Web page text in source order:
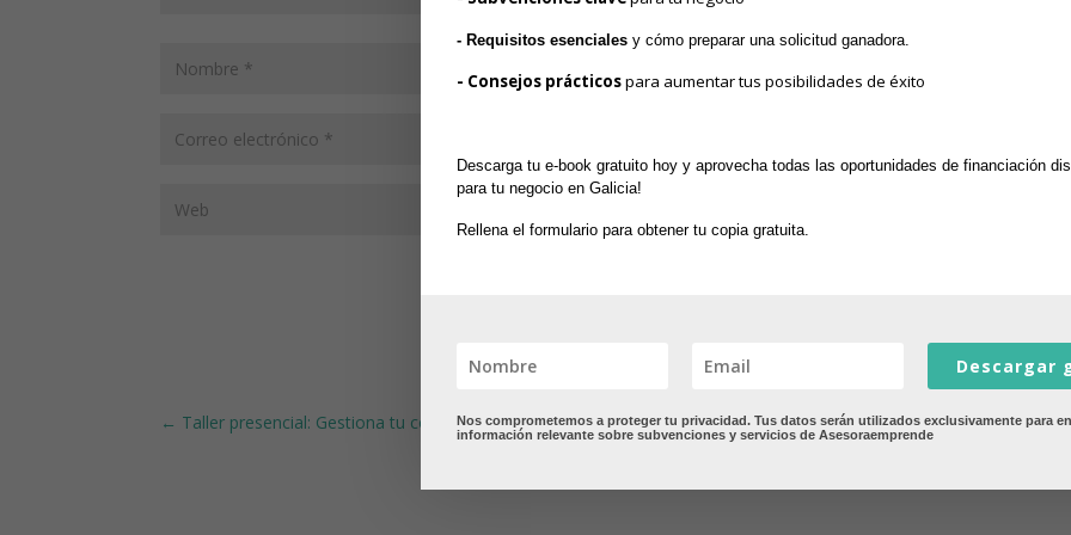
← Taller presencial: Gestiona tu contabilidad con "Estimasol" Taller: el Certificado
- Requisitos esenciales y cómo preparar una solicitud ganadora.
- Consejos prácticos para aumentar tus posibilidades de éxito
Descarga tu e-book gratuito hoy y aprovecha todas las oportunidades de financiación
para tu negocio en Galicia!
Rellena el formulario para obtener tu copia gratuita.
Descargar
Nos comprometemos a proteger tu privacidad. Tus datos serán utilizados exclusivamente para
información relevante sobre subvenciones y servicios de Asesoraemprende